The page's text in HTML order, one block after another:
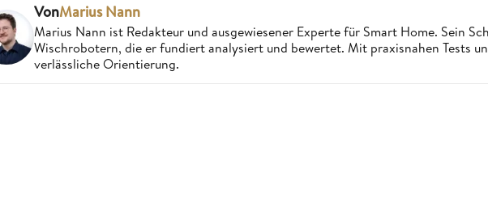
VonMarius Nann
Marius Nann ist Redakteur und ausgewiesener Experte für Smart Home. Sein
Wischrobotern, die er fundiert analysiert und bewertet. Mit praxisnahen Tests
verlässliche Orientierung.